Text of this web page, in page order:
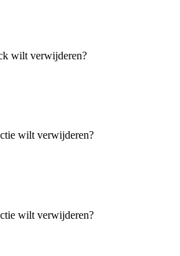
wilt verwijderen?
wilt verwijderen?
wilt verwijderen?